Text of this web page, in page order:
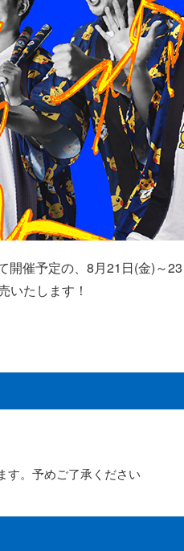
開催予定の、8月21日(金)～
いたします！
す。予めご了承ください